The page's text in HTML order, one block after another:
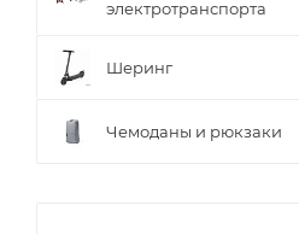
электротранспорта
Шеринг
Чемоданы и рюкзаки